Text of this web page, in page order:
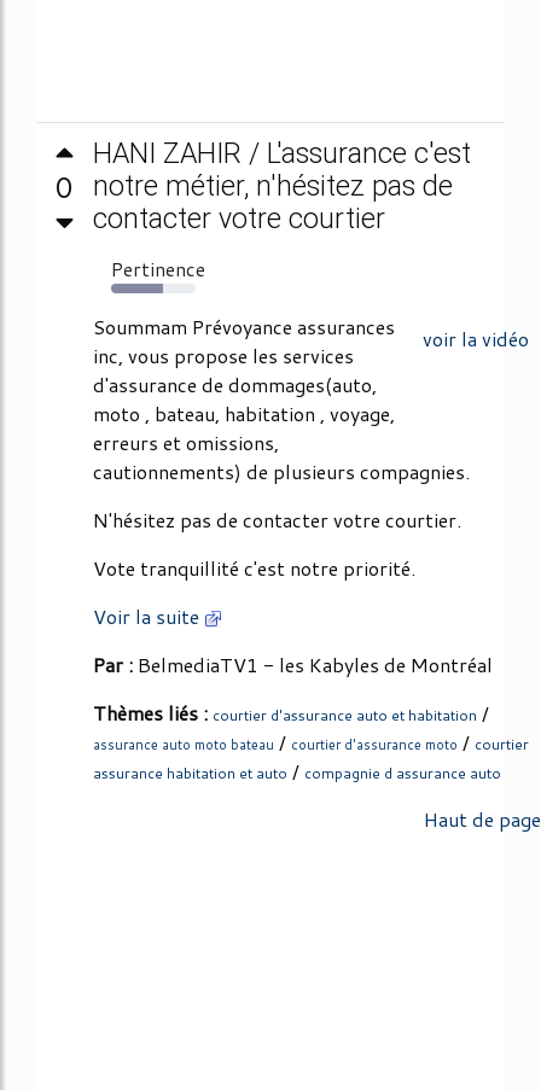
0
HANI ZAHIR / L'assurance c'est
notre métier, n'hésitez pas de
contacter votre courtier
Pertinence
61%
voir la vidéo
Soummam Prévoyance assurances
inc, vous propose les services
d'assurance de dommages(auto,
moto , bateau, habitation , voyage,
erreurs et omissions,
cautionnements) de plusieurs compagnies.
N'hésitez pas de contacter votre courtier.
Vote tranquillité c'est notre priorité.
Voir la suite
Par : BelmediaTV1 - les Kabyles de Montréal
Thèmes liés : courtier d'assurance auto et habitation /
assurance auto moto bateau / courtier d'assurance moto / courtier
assurance habitation et auto / compagnie d assurance auto
Haut de page